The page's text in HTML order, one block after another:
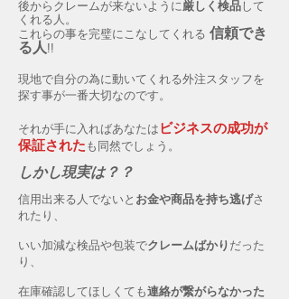
後からクレームが来ないように厳しく検品 して
くれる人。
これらの事を完璧にこなしてくれる 信頼でき
る人 !!
現地で自分の為に動いてくれる外注スタッフを
探す事が一番大切なのです。
それが手に入ればあなたは ビジネスの成功が
保証された も同然でしょう。
しかし現実は？？
信用出来る人でないと お金や商品を持ち逃げさ
れたり、
いい加減な検品や包装でクレームばかり だった
り、
在庫確認してほしくても連絡が繋がらなかった